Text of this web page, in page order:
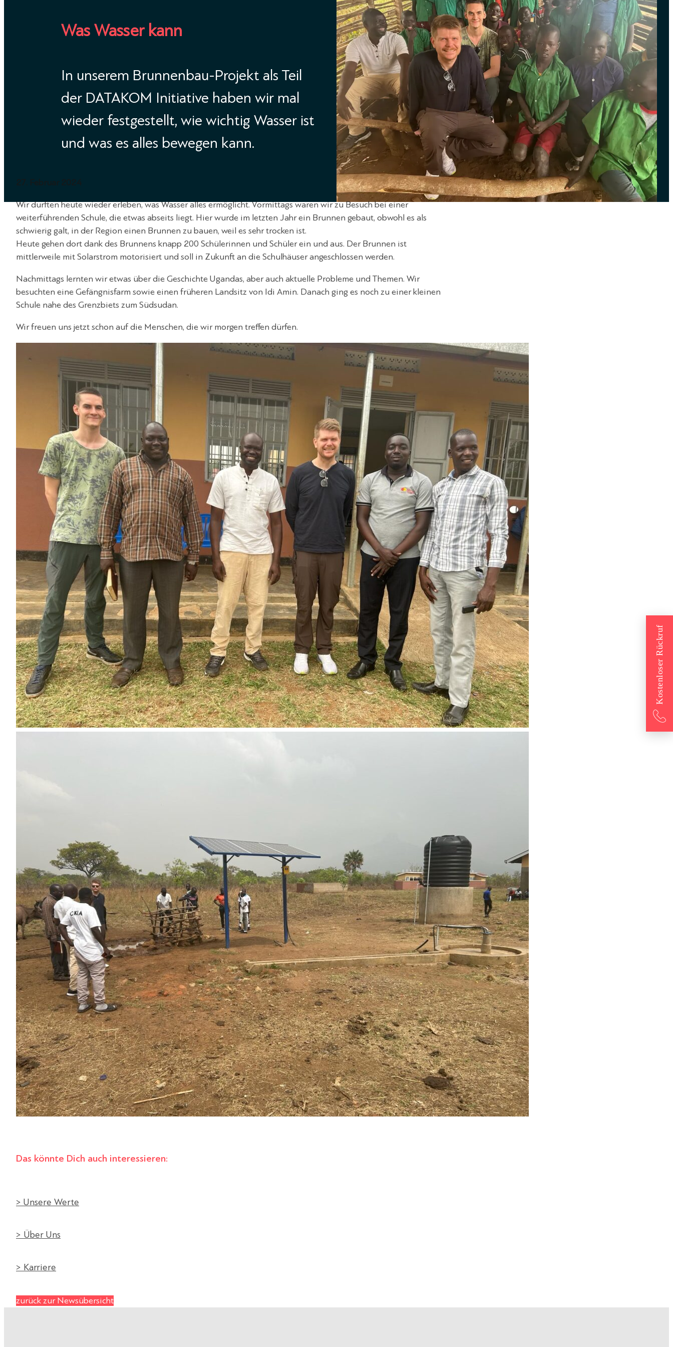
Was Wasser kann
In unserem Brunnenbau-Projekt als Teil
der DATAKOM Initiative haben wir mal
wieder festgestellt, wie wichtig Wasser ist
und was es alles bewegen kann.
Wir durften heute wieder erleben, was Wasser alles ermöglicht. Vormittags waren wir zu Besuch bei einer
weiterführenden Schule, die etwas abseits liegt. Hier wurde im letzten Jahr ein Brunnen gebaut, obwohl es als
schwierig galt, in der Region einen Brunnen zu bauen, weil es sehr trocken ist.
Heute gehen dort dank des Brunnens knapp 200 Schülerinnen und Schüler ein und aus. Der Brunnen ist
mittlerweile mit Solarstrom motorisiert und soll in Zukunft an die Schulhäuser angeschlossen werden.
Nachmittags lernten wir etwas über die Geschichte Ugandas, aber auch aktuelle Probleme und Themen. Wir
besuchten eine Gefängnisfarm sowie einen früheren Landsitz von Idi Amin. Danach ging es noch zu einer kleinen
Schule nahe des Grenzbiets zum Südsudan.
Wir freuen uns jetzt schon auf die Menschen, die wir morgen treffen dürfen.
Das könnte Dich auch interessieren:
> Unsere Werte
> Über Uns
> Karriere
zurück zur Newsübersicht
Kostenloser Rückruf